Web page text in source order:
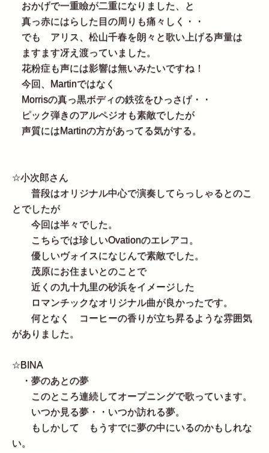
おかげで一重瞼が二重になりました、と
真っ赤にはらした目の周りも痛々しく・・
でも アリス、松山千春を朗々と歌い上げる声量は
ますます冴え渡っていました。
花粉症も声には影響は無いみたいですね！
今回、Martinではなく
Morrisの真っ黒ボディの鉄弦をひっさげ・・
ピック弾きのアルペジオも素敵でしたが
声質にはMartinの方があってる気がする。
☆小次郎さん
普段はオリジナル中心で演奏してらっしゃるとのこ
とでしたが
今回は半々でした。
こちらでは珍しいOvationのエレアコ。
優しいヴォイスになじんで素敵でした。
茂原にお住まいとのことで
近くの九十九里の砂浜をイメージした
ロマンチックなオリジナル曲が良かったです。
何となく コーヒーの香りが立ち昇るような雰囲気
がありました。
☆BINA
・夢のあとの夢
このところ連続してオープニングで歌っています。
いつか見る夢・・いつか訪れる夢。
もしかして もうすでに夢の中にいるのかもしれな
い。